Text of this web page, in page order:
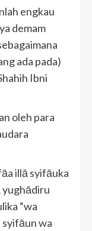
engkau
demam
ada pada)
Ibni
oleh para
illā syifāuka
yughādiru
“wa
syifāun wa